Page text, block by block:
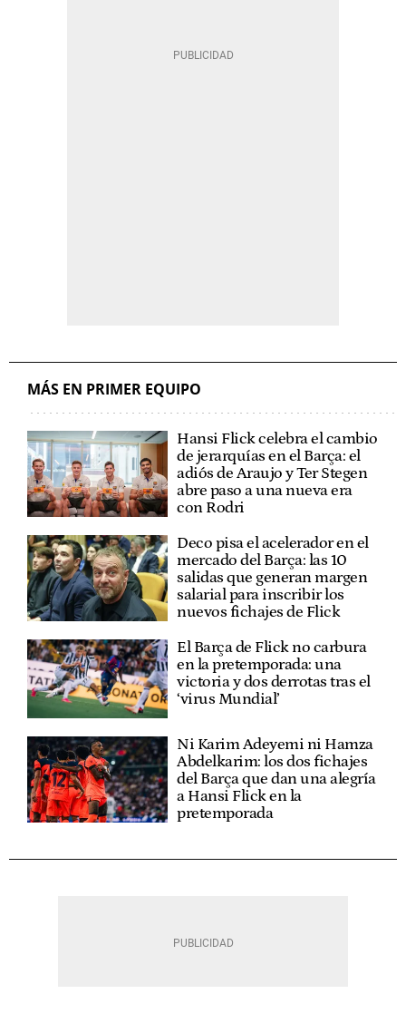
MÁS EN PRIMER EQUIPO
Hansi Flick celebra el cambio
de jerarquías en el Barça: el
adiós de Araujo y Ter Stegen
abre paso a una nueva era
con Rodri
Deco pisa el acelerador en el
mercado del Barça: las 10
salidas que generan margen
salarial para inscribir los
nuevos fichajes de Flick
El Barça de Flick no carbura
en la pretemporada: una
victoria y dos derrotas tras el
‘virus Mundial’
Ni Karim Adeyemi ni Hamza
Abdelkarim: los dos fichajes
del Barça que dan una alegría
a Hansi Flick en la
pretemporada